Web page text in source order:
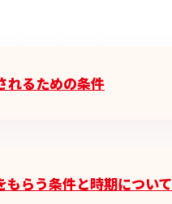
れるための条件
らう条件と時期について